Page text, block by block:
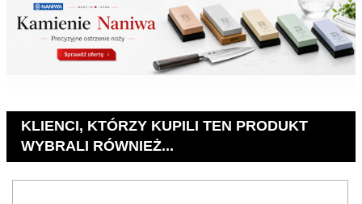
KLIENCI, KTÓRZY KUPILI TEN PRODUKT
WYBRALI RÓWNIEŻ...